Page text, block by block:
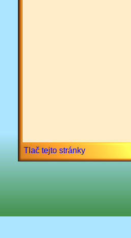
Tlač tejto stránky